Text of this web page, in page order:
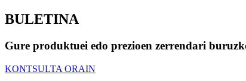
BULETINA
Gure produktuei edo prezioen zerrendari
KONTSULTA ORAIN